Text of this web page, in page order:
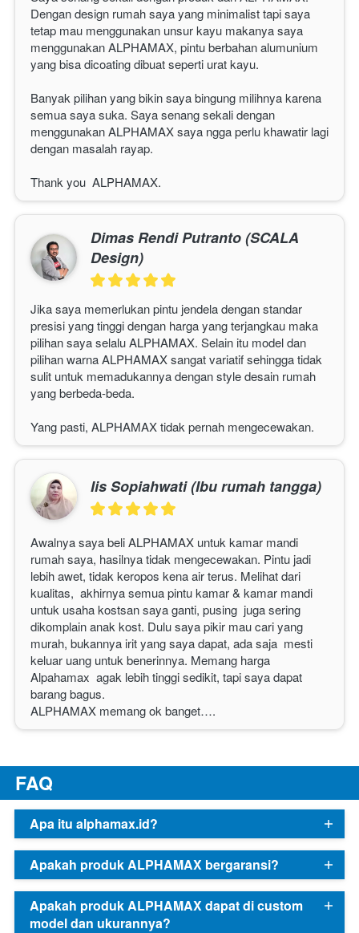
Dengan design rumah saya yang minimalist tapi saya
tetap mau menggunakan unsur kayu makanya saya
menggunakan ALPHAMAX, pintu berbahan alumunium
yang bisa dicoating dibuat seperti urat kayu.
Banyak pilihan yang bikin saya bingung milihnya karena
semua saya suka. Saya senang sekali dengan
menggunakan ALPHAMAX saya ngga perlu khawatir lagi
dengan masalah rayap.
Thank you ALPHAMAX.
Dimas Rendi Putranto (SCALA
Design)
Jika saya memerlukan pintu jendela dengan standar
presisi yang tinggi dengan harga yang terjangkau maka
pilihan saya selalu ALPHAMAX. Selain itu model dan
pilihan warna ALPHAMAX sangat variatif sehingga tidak
sulit untuk memadukannya dengan style desain rumah
yang berbeda-beda.
Yang pasti, ALPHAMAX tidak pernah mengecewakan.
Iis Sopiahwati (Ibu rumah tangga)
Awalnya saya beli ALPHAMAX untuk kamar mandi
rumah saya, hasilnya tidak mengecewakan. Pintu jadi
lebih awet, tidak keropos kena air terus. Melihat dari
kualitas,  akhirnya semua pintu kamar & kamar mandi
untuk usaha kostsan saya ganti, pusing  juga sering
dikomplain anak kost. Dulu saya pikir mau cari yang
murah, bukannya irit yang saya dapat, ada saja  mesti
keluar uang untuk benerinnya. Memang harga
Alpahamax  agak lebih tinggi sedikit, tapi saya dapat
barang bagus.
ALPHAMAX memang ok banget….
FAQ
Apa itu alphamax.id?
Apakah produk ALPHAMAX bergaransi?
Apakah produk ALPHAMAX dapat di custom
model dan ukurannya?